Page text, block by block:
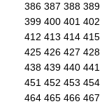
386 387 388 389
399 400 401 402
412 413 414 415
425 426 427 428
438 439 440 441
451 452 453 454
464 465 466 467